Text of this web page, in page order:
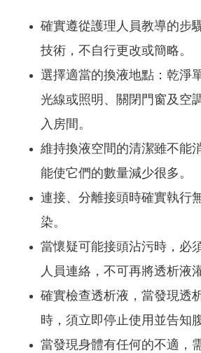
確實遵從護理人員教導的步
技術，不自行更改或簡略。
選擇適當的換液地點：乾淨
光線或照明、關閉門窗及空
入房間。
維持換液空間的清潔雖不能
能使它們的數量減少很多。
連接、分離接頭時確實執行
染。
當懷疑可能接頭沾污時，必
人員連絡，不可再將透析液
確實檢查透析液，當發現透
時，須立即停止使用並告知
當發現身體有任何的不適，